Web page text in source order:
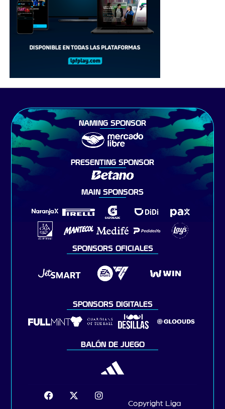
NAMING SPONSOR
PRESENTING SPONSOR
MAIN SPONSORS
SPONSORS OFICIALES
SPONSORS DIGITALES
BALÓN DE JUEGO
Copyright Liga